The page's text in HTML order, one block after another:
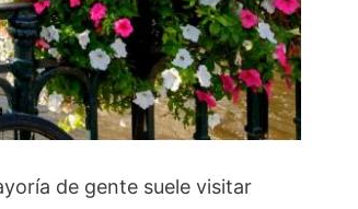
de gente suele visitar